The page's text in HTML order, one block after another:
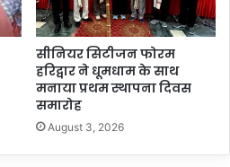
सीनियर सिटीजन फोरम
हरिद्वार ने धूमधाम के साथ
मनाया प्रथम स्थापना दिवस
समारोह
August 3, 2026